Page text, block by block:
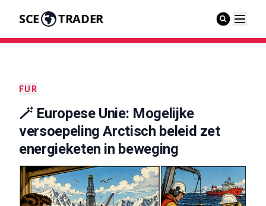
SCE TRADER
FUR
🪄 Europese Unie: Mogelijke
versoepeling Arctisch beleid zet
energieketen in beweging